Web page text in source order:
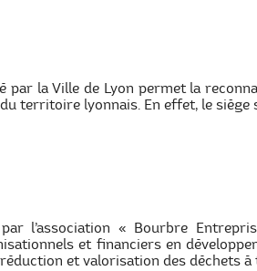
par la Ville de Lyon permet la
territoire lyonnais. En effet, le siège
l’association « Bourbre
et financiers en
et valorisation des déchets